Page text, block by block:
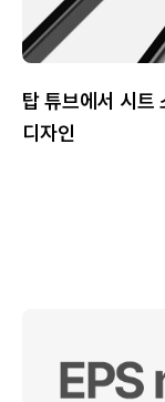
탑 튜브에서 시트
디자인